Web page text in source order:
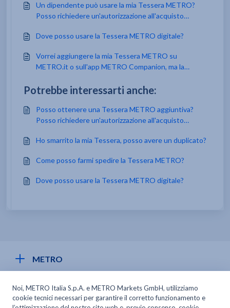
Un dipendente può usare la mia Tessera METRO?
Posso richiedere un'autorizzazione all'acquisto
Dove posso usare la Tessera METRO digitale?
Vorrei aggiungere la mia Tessera METRO su
METRO.it o sull'app METRO Companion, ma la
Potrebbe interessarti anche:
Posso ottenere una Tessera METRO aggiuntiva?
Posso richiedere un'autorizzazione all'acquisto
Ho smarrito la mia Tessera, posso avere un duplicato?
Come posso farmi spedire la Tessera METRO?
Dove posso usare la Tessera METRO digitale?